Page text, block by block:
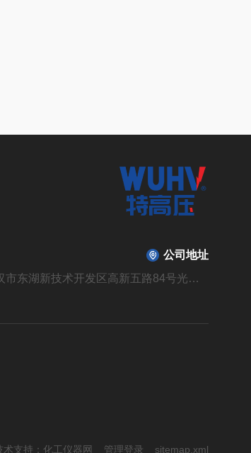
公司地址
湖北省武汉市东湖新技术开发区高新五路84号光谷光机电产业园6栋
术支持： 化工仪器网 管理登录 sitemap.xml